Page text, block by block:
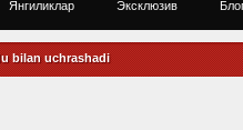
Янгиликлар Эксклюзив
bilan uchrashadi